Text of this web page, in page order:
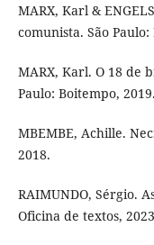
MARX, Karl &
comunista. São
MARX, Karl. O 18 de
Paulo: Boitempo, 2019.
MBEMBE, Achille.
2018.
RAIMUNDO, Sérgio.
Oficina de textos,